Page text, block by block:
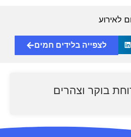
לאירוע
לצפייה בלידים חמים
בוקר וצהרים